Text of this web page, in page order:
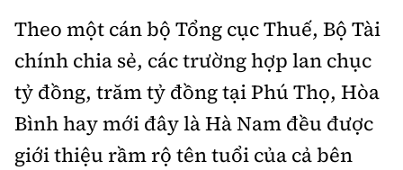
Theo một cán bộ Tổng cục Thuế, Bộ Tài
chính chia sẻ, các trường hợp lan chục
tỷ đồng, trăm tỷ đồng tại Phú Thọ, Hòa
Bình hay mới đây là Hà Nam đều được
giới thiệu rầm rộ tên tuổi của cả bên